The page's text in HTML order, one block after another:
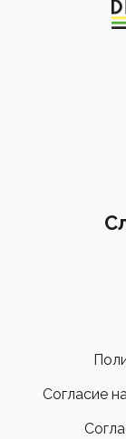
Согласие